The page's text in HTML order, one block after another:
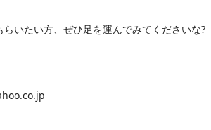
らいたい方、ぜひ足を運んでみてくださいな?